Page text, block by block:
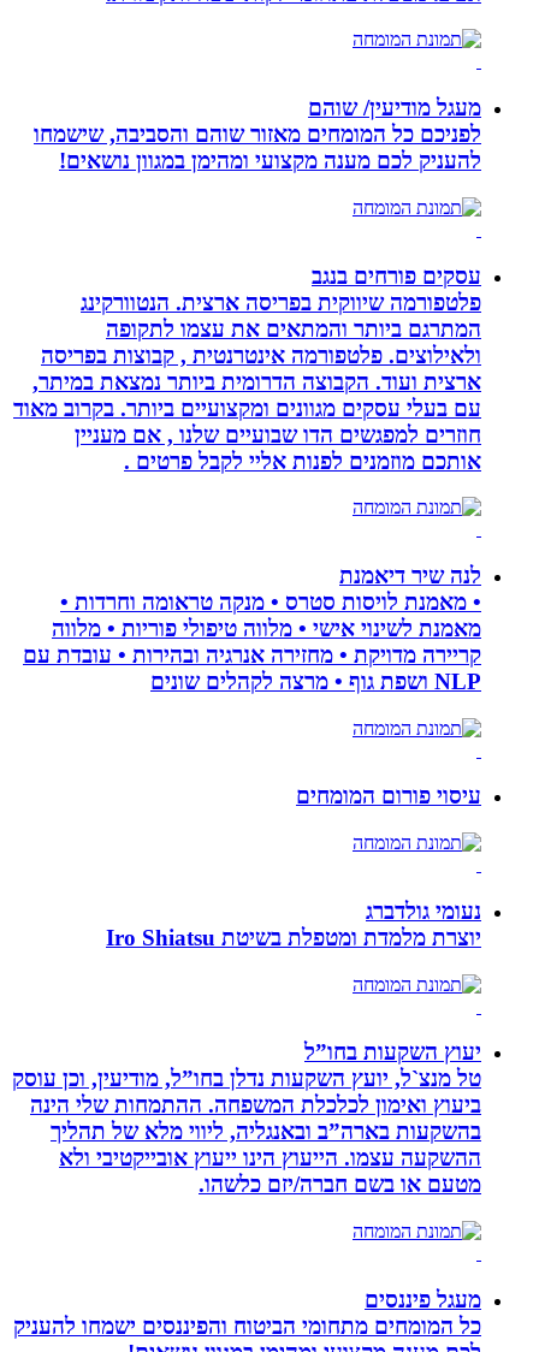
מעגל מודיעין/ שוהם
לפניכם כל המומחים מאזור שוהם והסביבה, שישמחו
להעניק לכם מענה מקצועי ומהימן במגוון נושאים!
עסקים פורחים בנגב
פלטפורמה שיווקית בפריסה ארצית. הנטוורקינג
המתרגם ביותר והמתאים את עצמו לתקופה
ולאילוצים. פלטפורמה אינטרנטית , קבוצות בפריסה
ארצית ועוד. הקבוצה הדרומית ביותר נמצאת במיתר,
עם בעלי עסקים מגוונים ומקצועיים ביותר. בקרוב מאוד
חוזרים למפגשים הדו שבועיים שלנו , אם מעניין
אותכם מוזמנים לפנות אליי לקבל פרטים .
לנה שיר דיאמנת
• מאמנת לויסות סטרס • מנקה טראומה וחרדות •
מאמנת לשינוי אישי • מלווה טיפולי פוריות • מלווה
קריירה מדויקת • מחזירה אנרגיה ובהירות • עובדת עם
עיסוי פורום המומחים
נעומי גולדברג
יוצרת מלמדת ומטפלת בשיטת Iro Shiatsu
יעוץ השקעות בחו”ל
טל מנצ`ל, יועץ השקעות נדלן בחו”ל, מודיעין, וכן עוסק
ביעוץ ואימון לכלכלת המשפחה. ההתמחות שלי הינה
בהשקעות בארה”ב ובאנגליה, ליווי מלא של תהליך
ההשקעה עצמו. הייעוץ הינו ייעוץ אובייקטיבי ולא
מטעם או בשם חברה/יזם כלשהו.
מעגל פיננסים
כל המומחים מתחומי הביטוח והפיננסים ישמחו להעניק